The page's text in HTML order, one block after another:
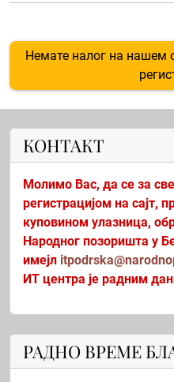
Немате налог на нашем
КОНТАКТ
Молимо Вас, да се за
регистрацијом на сајт,
куповином улазница,
Народног позоришта у
имејл
ИТ центра је радним
РАДНО ВРЕМЕ